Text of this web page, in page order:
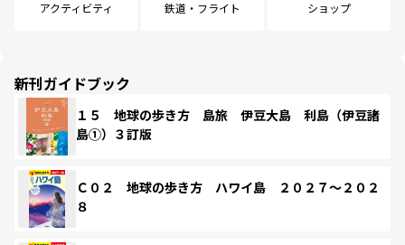
アクティビティ 鉄道・フライト ショップ
新刊ガイドブック
１５ 地球の歩き方 島旅 伊豆大島 利島（伊豆諸
島①）３訂版
Ｃ０２ 地球の歩き方 ハワイ島 ２０２７～２０２
８